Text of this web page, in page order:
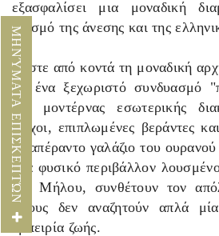
ΜΗΝΎΜΑΤΑ ΕΠΙΣΚΕΠΤΏΝ
εξασφαλίσει μια μοναδική
ορισμό της άνεσης και της
Ζήστε από κοντά τη μοναδική
σε ένα ξεχωριστό συνδυασμό
και μοντέρνας εσωτερικής
τοίχοι, επιπλωμένες βεράντες
το απέραντο γαλάζιο του
ένα φυσικό περιβάλλον
της Μήλου, συνθέτουν τον
όσους δεν αναζητούν απλά
εμπειρία ζωής.